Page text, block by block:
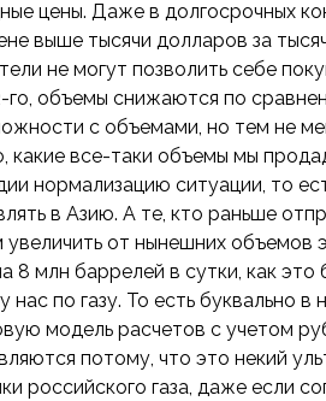
цены. Даже в долгосрочных
выше тысячи долларов за
не могут позволить себе
го, объемы снижаются по
с объемами, но тем не
какие все-таки объемы мы
нормализацию ситуации, то
в Азию. А те, кто раньше
от нынешних объемов
млн баррелей в сутки, как это
по газу. То есть буквально в
модель расчетов с учетом
потому, что это некий
российского газа, даже если